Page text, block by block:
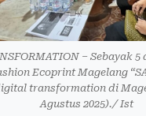
– Sebayak
Ecoprint Magelang
transformation di
Agustus 2025)./ Ist